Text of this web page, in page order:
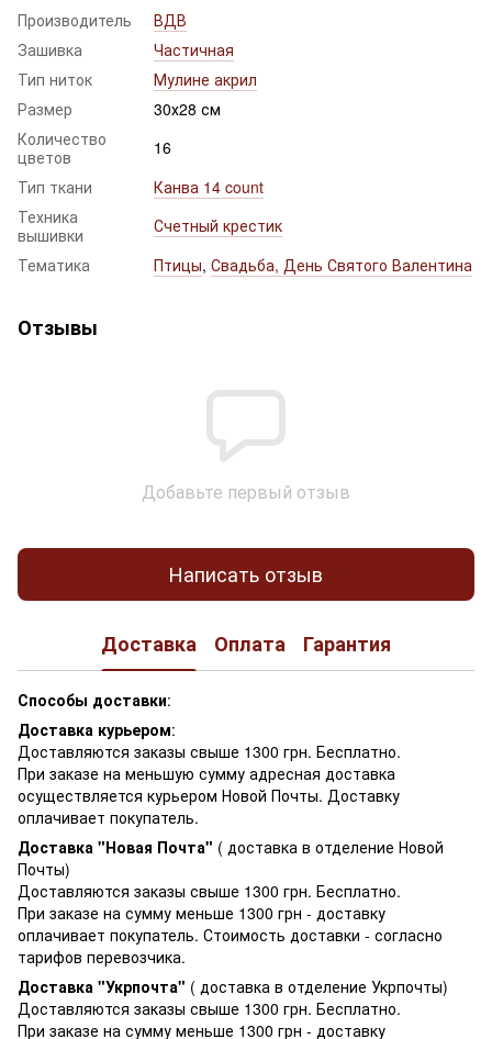
Производитель
ВДВ
Зашивка
Частичная
Тип ниток
Мулине акрил
Размер
30х28 см
Количество
цветов
16
Тип ткани
Канва 14 count
Техника
вышивки
Счетный крестик
Тематика
Птицы, Свадьба, День Святого Валентина
Отзывы
Добавьте первый отзыв
Написать отзыв
Доставка Оплата Гарантия
Способы доставки:
Доставка курьером:
Доставляются заказы свыше 1300 грн. Бесплатно.
При заказе на меньшую сумму адресная доставка
осуществляется курьером Новой Почты. Доставку
оплачивает покупатель.
Доставка "Новая Почта" ( доставка в отделение Новой
Почты)
Доставляются заказы свыше 1300 грн. Бесплатно.
При заказе на сумму меньше 1300 грн - доставку
оплачивает покупатель. Стоимость доставки - согласно
тарифов перевозчика.
Доставка "Укрпочта" ( доставка в отделение Укрпочты)
Доставляются заказы свыше 1300 грн. Бесплатно.
При заказе на сумму меньше 1300 грн - доставку